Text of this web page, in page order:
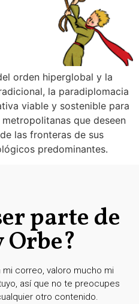
orden hiperglobal y la
la paradiplomacia
viable y sostenible para
que deseen
las fronteras de sus
predominantes.
parte de
Orbe?
correo, valoro mucho mi
así que no te preocupes
otro contenido.